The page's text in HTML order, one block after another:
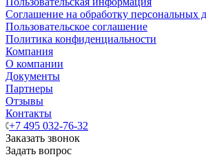
Соглашение на обработку персональных
Пользовательское соглашение
Политика конфиденциальности
Компания
О компании
Документы
Партнеры
Отзывы
Контакты
+7 495 032-76-32
Заказать звонок
Задать вопрос